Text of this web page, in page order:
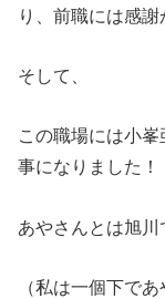
り、前職には感謝
そして、
この職場には小
事になりました！
あやさんとは旭
（私は一個下で